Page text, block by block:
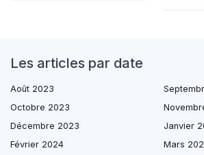
Les articles par date
Août 2023
Octobre 2023
Décembre 2023
Janvier
Février 2024
Mars